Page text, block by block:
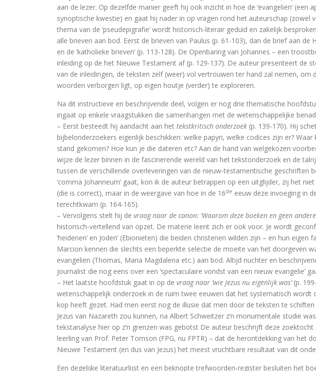
I judge no one. A political life of Jesus
De evolutie van De Bijbel
On Time, Punctuality, and Discipline in Early Modern Calvinism
Bach, muziek als een wenk uit de hemel
De Bijbel in de Lage Landen
Nieuw atheïsme, een kritische reactie op Dawkins, Harris & Hitchens
Levensbeschouwing in het middenveld: cement of segment
Schoonselhof nu! – een eigentijdse visie op
Luther. Zijn leven, zijn werk
Platoonse liefde (vertaling Symposium)
Is het de schuld van de ENE?
Onder dezelfde sterren
Christelijke toespraken
Afsluitend onwetenschappelijk naschrift bij Filosofische Kruimels door
Voorwoorden. De crisis en een crisis. De heer Phister.
aan de lezer. Op dezelfde manier geeft hij ook inzicht in hoe de ‘evangeliën’ (een
synoptische kwestie) en gaat hij nader in op vragen rond het auteurschap (zowel
thema van de ‘pseudepigrafie’ wordt historisch-literair geduid en zakelijk
alle brieven aan bod. Eerst de brieven van Paulus (p. 61-103), dan de brief aan de
en de ‘katholieke brieven’ (p. 113-128). De Openbaring van Johannes – een
inleiding op de het Nieuwe Testament af (p. 129-137). De auteur presenteert de
van de inleidingen, de teksten zelf (weer) vol vertrouwen ter hand zal nemen, om
woorden verborgen ligt, op eigen houtje (verder) te exploreren.
Na dit instructieve en beschrijvende deel, volgen er nog drie thematische
ingaat op enkele vraagstukken die samenhangen met de wetenschappelijke
– Eerst besteedt hij aandacht aan het tekstkritisch onderzoek (p. 139-170). Hij
bijbelonderzoekers eigenlijk beschikken: welke papyri, welke codices zijn er?
stand gekomen? Hoe kun je die dateren etc? Aan de hand van welgekozen
wijze de lezer binnen in de fascinerende wereld van het tekstonderzoek en de
tussen de verschillende overleveringen van de nieuw-testamentische geschriften
‘comma Johanneum’ gaat, kon ik de auteur betrappen op een uitglijder, zij het
(die is correct), maar in de weergave van hoe in de 16de eeuw deze invoeging in
terechtkwam (p. 164-165).
– Vervolgens stelt hij de vraag naar de canon: ‘Waarom deze boeken en geen
historisch-vertellend van opzet. De materie leent zich er ook voor. Je wordt
‘heidenen’ en Joden’ (Ebionieten) die beiden christenen wilden zijn – en hun
Marcion kennen die slechts een beperkte selectie de moeite van het doorgeven
evangeliën (Thomas, Maria Magdalena etc.) aan bod. Altijd nuchter en
journalist die nog eens over een ‘spectaculaire vondst van een nieuw evangelie’
– Het laatste hoofdstuk gaat in op de vraag naar ‘wie Jezus nu eigenlijk was’(p.
wetenschappelijk onderzoek in de ruim twee eeuwen dat het systematisch wordt
kop heeft gezet. Had men eerst nog de illusie dat men door de teksten te schiften
Jezus van Nazareth zou kunnen, na Albert Schweitzer z’n monumentale studie
tekstanalyse hier op z’n grenzen was gebotst De auteur beschrijft deze zoektocht
leerling van Prof. Peter Tomson (FPG, nu FPTR) – dat de herontdekking van het
Nieuwe Testament (en dus van Jezus) het meest vruchtbare resultaat van dit
Een degelijke literatuurlijst en een beknopte trefwoorden-register besluiten het